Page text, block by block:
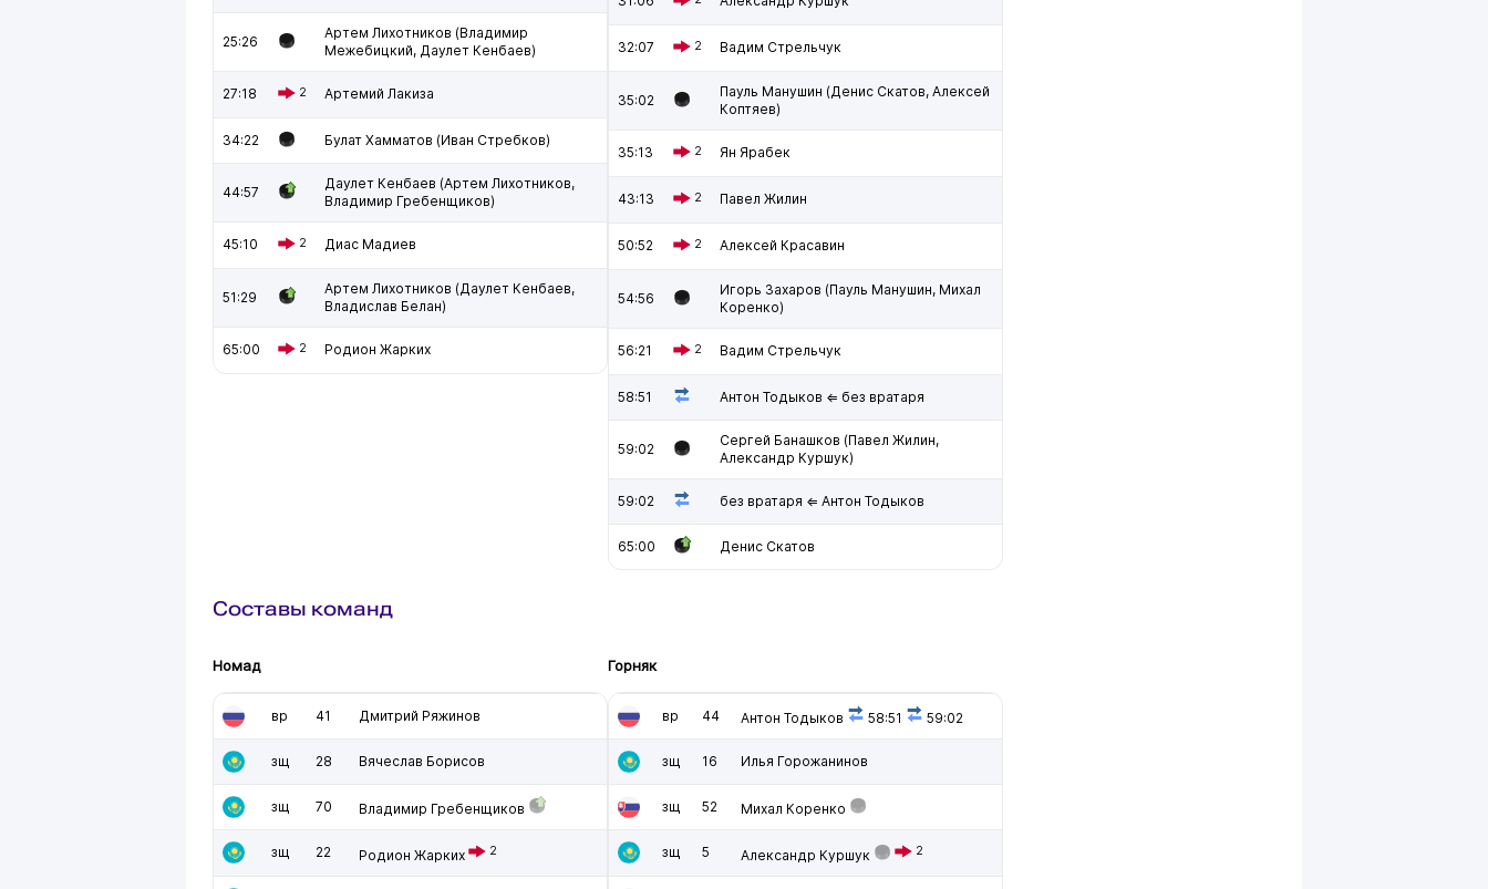
25:26
Артем Лихотников (Владимир
Межебицкий, Даулет Кенбаев)
27:18 2 Артемий Лакиза
34:22 Булат Хамматов (Иван Стребков)
44:57
Даулет Кенбаев (Артем Лихотников,
Владимир Гребенщиков)
45:10 2 Диас Мадиев
51:29
Артем Лихотников (Даулет Кенбаев,
Владислав Белан)
65:00 2 Родион Жарких
32:07 2 Вадим Стрельчук
35:02
Пауль Манушин (Денис Скатов, Алексей
Коптяев)
35:13 2 Ян Ярабек
43:13 2 Павел Жилин
50:52 2 Алексей Красавин
54:56
Игорь Захаров (Пауль Манушин, Михал
Коренко)
56:21 2 Вадим Стрельчук
58:51 Антон Тодыков ⇐ без вратаря
59:02
Сергей Банашков (Павел Жилин,
Александр Куршук)
59:02 без вратаря ⇐ Антон Тодыков
65:00 Денис Скатов
Составы команд
Номад
вр 41 Дмитрий Ряжинов
зщ 28 Вячеслав Борисов
зщ 70 Владимир Гребенщиков
зщ 22 Родион Жарких 2
Горняк
вр 44 Антон Тодыков 58:51 59:02
зщ 16 Илья Горожанинов
зщ 52 Михал Коренко
зщ 5 Александр Куршук 2